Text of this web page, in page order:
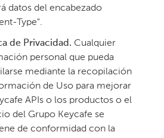
datos del encabezado
Type".
de Privacidad. Cualquier
personal que pueda
mediante la recopilación
de Uso para mejorar
APIs o los productos o el
del Grupo Keycafe se
de conformidad con la